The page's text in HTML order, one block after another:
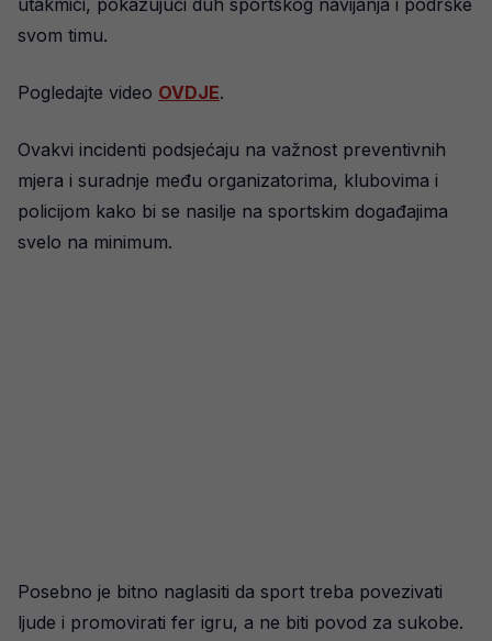
utakmici, pokazujući duh sportskog navijanja i podrške
svom timu.
Pogledajte video OVDJE.
Ovakvi incidenti podsjećaju na važnost preventivnih
mjera i suradnje među organizatorima, klubovima i
policijom kako bi se nasilje na sportskim događajima
svelo na minimum.
Posebno je bitno naglasiti da sport treba povezivati
ljude i promovirati fer igru, a ne biti povod za sukobe.